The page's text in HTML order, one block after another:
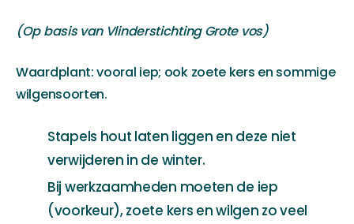
(Op basis van Vlinderstichting Grote vos)
Waardplant: vooral iep; ook zoete kers en sommige
wilgensoorten.
Stapels hout laten liggen en deze niet
verwijderen in de winter.
Bij werkzaamheden moeten de iep
(voorkeur), zoete kers en wilgen zo veel